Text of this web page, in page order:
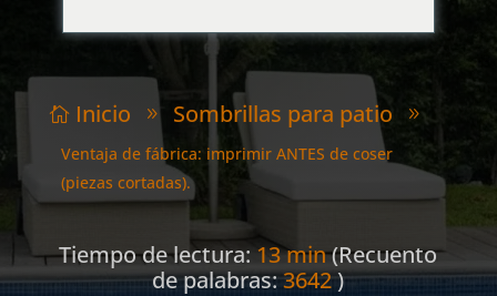
 Inicio 9 Sombrillas para patio 9
Ventaja de fábrica: imprimir ANTES de coser
(piezas cortadas).
Tiempo de lectura: 13 min(Recuento
de palabras:3642)